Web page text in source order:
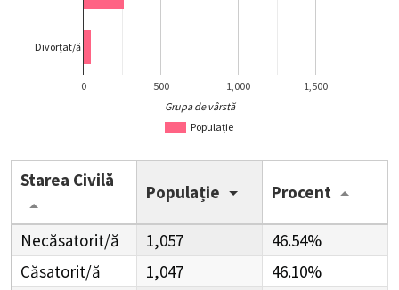
Populație
0 500 1,000 1,500
Divorțat/ă
Grupa de vârstă
Starea Civilă
Populație Procent
Necăsatorit/ă 1,057
46.54%
Căsatorit/ă
1,047
46.10%